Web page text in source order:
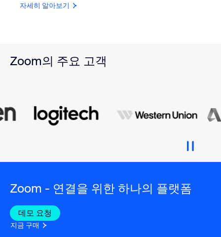
자세히 알아보기
Zoom의 주요 고객
Zoom - 연결을 위한 하나의 플랫폼
데모 요청
지금 구매